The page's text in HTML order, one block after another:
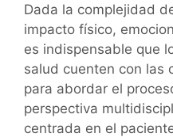
Dada la complejidad
impacto físico,
es indispensable que
salud cuenten con las
para abordar el
perspectiva
centrada en el